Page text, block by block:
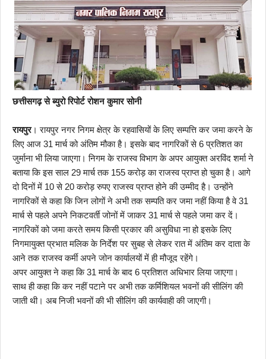
छत्तीसगढ़ से ब्युरो रिपोर्ट रोशन कुमार सोनी
रायपुर। रायपुर नगर निगम क्षेत्र के रहवासियों के लिए सम्पत्ति कर जमा करने के
लिए आज 31 मार्च को अंतिम मौका है। इसके बाद नागरिकों से 6 प्रतिशत का
जुर्माना भी लिया जाएगा। निगम के राजस्व विभाग के अपर आयुक्त अरविंद शर्मा ने
बताया कि इस साल 29 मार्च तक 155 करोड़ का राजस्व प्राप्त हो चुका है। आगे
दो दिनों में 10 से 20 करोड़ रुपए राजस्व प्राप्त होने की उम्मीद है। उन्होंने
नागरिकों से कहा कि जिन लोगों ने अभी तक सम्पति कर जमा नहीं किया है वे 31
मार्च से पहले अपने निकटवर्ती जोनों में जाकर 31 मार्च से पहले जमा कर दें।
नागरिकों को जमा करते समय किसी प्रकार की असुविधा ना हो इसके लिए
निगमायुक्त प्रभात मलिक के निर्देश पर सुबह से लेकर रात में अंतिम कर दाता के
आने तक राजस्व कर्मी अपने जोन कार्यालयों में ही मौजूद रहेंगे।
अपर आयुक्त ने कहा कि 31 मार्च के बाद 6 प्रतिशत अधिभार लिया जाएगा।
साथ ही कहा कि कर नहीं पटाने पर अभी तक कर्मिशियल भवनों की सीलिंग की
जाती थी। अब निजी भवनों की भी सीलिंग की कार्यवाही की जाएगी।